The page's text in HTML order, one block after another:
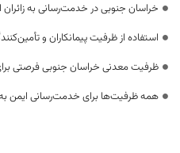
خراسان جنوبی در خدمت‌رسانی به
استفاده از ظرفیت پیمانکاران و
ظرفیت معدنی خراسان جنوبی فرصتی
همه ظرفیت‌ها برای خدمت‌رسانی ایمن